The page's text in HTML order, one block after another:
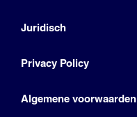
Juridisch
Privacy Policy
Algemene voorwaarden